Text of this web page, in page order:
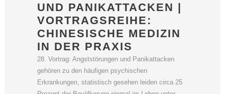
UND PANIKATTACKEN |
VORTRAGSREIHE:
CHINESISCHE MEDIZIN
IN DER PRAXIS
28. Vortrag: Angststörungen und Panikattacken
gehören zu den häufigen psychischen
Erkrankungen, statistisch gesehen leiden circa 25